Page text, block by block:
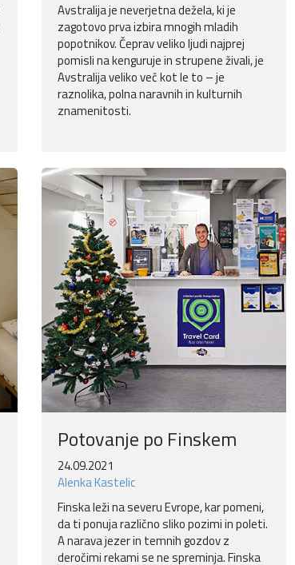
Avstralija je neverjetna dežela, ki je
zagotovo prva izbira mnogih mladih
popotnikov. Čeprav veliko ljudi najprej
pomisli na kenguruje in strupene živali, je
Avstralija veliko več kot le to – je
raznolika, polna naravnih in kulturnih
znamenitosti.
Potovanje po Finskem
24.09.2021
Alenka Kastelic
Finska leži na severu Evrope, kar pomeni,
da ti ponuja različno sliko pozimi in poleti.
A narava jezer in temnih gozdov z
deročimi rekami se ne spreminja. Finska